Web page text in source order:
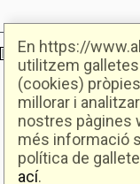
En https://
utilitzem
(cookies)
millorar i
nostres pàgines
més informació
política de
ací.
Ajuntament
C/.